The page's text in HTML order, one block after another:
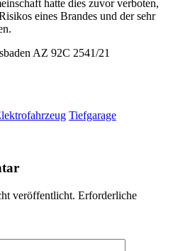
hatte dies zuvor verboten,
eines Brandes und der sehr
AZ 92C 2541/21
Tiefgarage
veröffentlicht. Erforderliche